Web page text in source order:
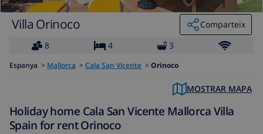
Villa Orinoco
Comparteix
8
4 3
Espanya > Mallorca > Cala San Vicente > Orinoco
MOSTRAR MAPA
Holiday home Cala San Vicente Mallorca Villa
Spain for rent Orinoco